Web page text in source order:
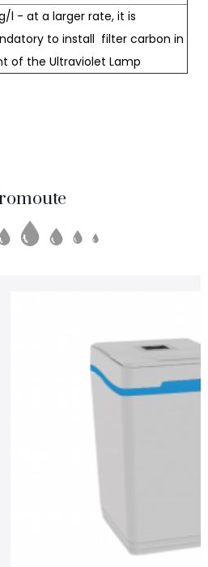
l - at a larger rate, it is
to install filter carbon in
of the Ultraviolet Lamp